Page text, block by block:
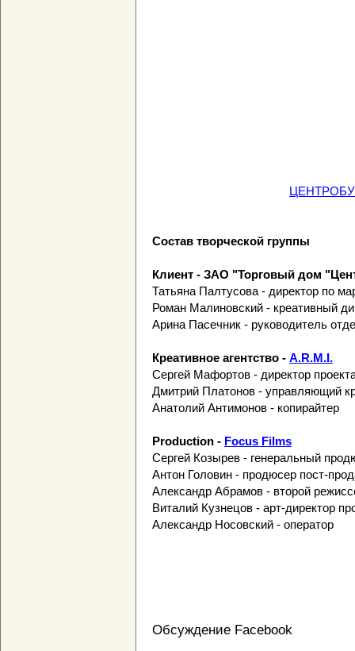
Состав творческой группы
Клиент - ЗАО "Торговый дом
Татьяна Палтусова - директор по
Роман Малиновский - креативный
Арина Пасечник - руководитель
Креативное агентство - A.R.M.I.
Сергей Мафортов - директор
Дмитрий Платонов - управляющий
Анатолий Антимонов - копирайтер
Production - Focus Films
Сергей Козырев - генеральный
Антон Головин - продюсер пост-
Александр Абрамов - второй
Виталий Кузнецов - арт-директор
Александр Носовский - оператор
Обсуждение Facebook